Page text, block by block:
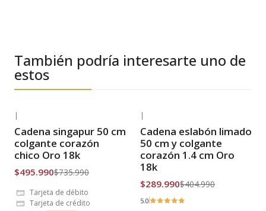
También podría interesarte uno de
estos
Envío Gratis
|
Cadena singapur 50 cm
colgante corazón
chico Oro 18k
$495.990$735.990
Tarjeta de débito
Tarjeta de crédito
Envío Gratis
|
Cadena eslabón limado
50 cm y colgante
corazón 1.4 cm Oro
18k
$289.990$404.990
5.0